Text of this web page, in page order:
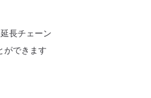
長チェーン
ができます